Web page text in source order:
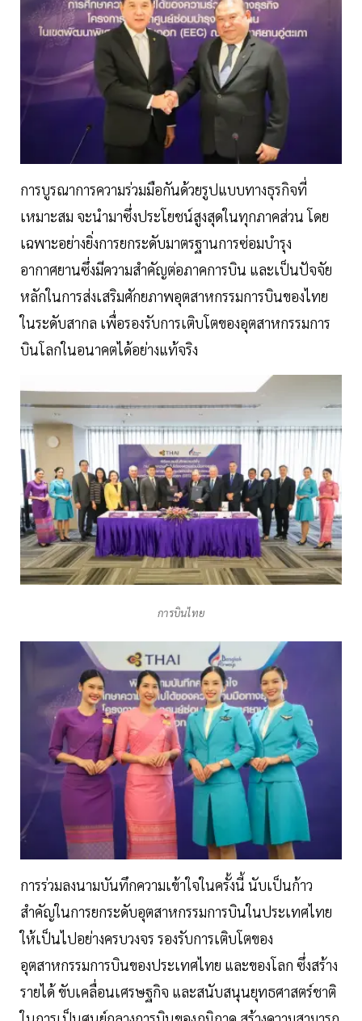
การบูรณาการความร่วมมือกันด้วยรูปแบบทางธุรกิจที่
เหมาะสม จะนำมาซึ่งประโยชน์สูงสุดในทุกภาคส่วน โดย
เฉพาะอย่างยิ่งการยกระดับมาตรฐานการซ่อมบำรุง
อากาศยานซึ่งมีความสำคัญต่อภาคการบิน และเป็นปัจจัย
หลักในการส่งเสริมศักยภาพอุตสาหกรรมการบินของไทย
ในระดับสากล เพื่อรองรับการเติบโตของอุตสาหกรรมการ
บินโลกในอนาคตได้อย่างแท้จริง
การบินไทย
การร่วมลงนามบันทึกความเข้าใจในครั้งนี้ นับเป็นก้าว
สำคัญในการยกระดับอุตสาหกรรมการบินในประเทศไทย
ให้เป็นไปอย่างครบวงจร รองรับการเติบโตของ
อุตสาหกรรมการบินของประเทศไทย และของโลก ซึ่งสร้าง
รายได้ ขับเคลื่อนเศรษฐกิจ และสนับสนุนยุทธศาสตร์ชาติ